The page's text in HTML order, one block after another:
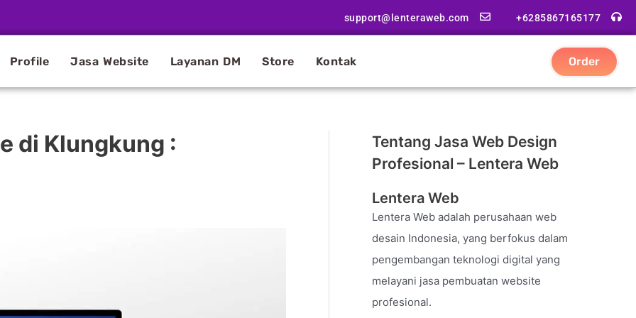
support@lenteraweb.com +6285867165177
Profile Jasa Website Layanan DM Store Kontak Order
di Klungkung :
Tentang Jasa Web Design
Profesional – Lentera Web
Lentera Web
Lentera Web adalah perusahaan web
desain Indonesia, yang berfokus dalam
pengembangan teknologi digital yang
melayani jasa pembuatan website
profesional.